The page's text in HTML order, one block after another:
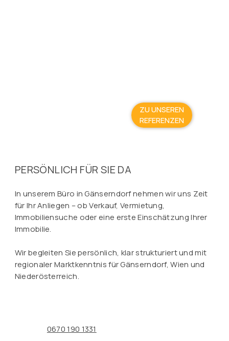
ZU UNSEREN
REFERENZEN
PERSÖNLICH FÜR SIE DA
In unserem Büro in Gänserndorf nehmen wir uns Zeit
für Ihr Anliegen – ob Verkauf, Vermietung,
Immobiliensuche oder eine erste Einschätzung Ihrer
Immobilie.
Wir begleiten Sie persönlich, klar strukturiert und mit
regionaler Marktkenntnis für Gänserndorf, Wien und
Niederösterreich.
0670 190 1331